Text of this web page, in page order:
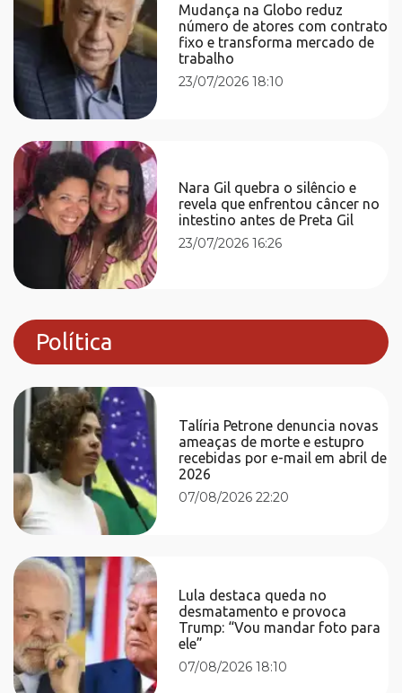
Mudança na Globo reduz
número de atores com contrato
fixo e transforma mercado de
trabalho
23/07/2026 18:10
Nara Gil quebra o silêncio e
revela que enfrentou câncer no
intestino antes de Preta Gil
23/07/2026 16:26
Política
Talíria Petrone denuncia novas
ameaças de morte e estupro
recebidas por e-mail em abril de
2026
07/08/2026 22:20
Lula destaca queda no
desmatamento e provoca
Trump: “Vou mandar foto para
ele”
07/08/2026 18:10